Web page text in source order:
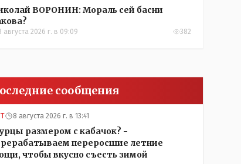
ВОРОНИН: Мораль сей басни
августа 2026 г. в 09:09 382
сообщения
8 августа 2026 г. в 13:41
размером с кабачок? -
переросшие летние
чтобы вкусно съесть зимой